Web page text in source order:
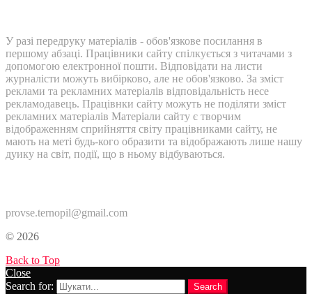
У разі передруку матеріалів - обов'язкове посилання в
першому абзаці. Працівники сайту спілкується з читачами з
допомогою електронної пошти. Відповідати на листи
журналісти можуть вибірково, але не обов'язково. За зміст
реклами та рекламних матеріалів відповідальність несе
рекламодавець. Працівнки сайту можуть не поділяти зміст
рекламних матеріалів Матеріали сайту є творчим
відображенням сприйняття світу працівниками сайту, не
мають на меті будь-кого образити та відображають лише нашу
дуику на світ, події, що в ньому відбуваються.
provse.ternopil@gmail.com
© 2026
Back to Top
Close
Search for:
Search